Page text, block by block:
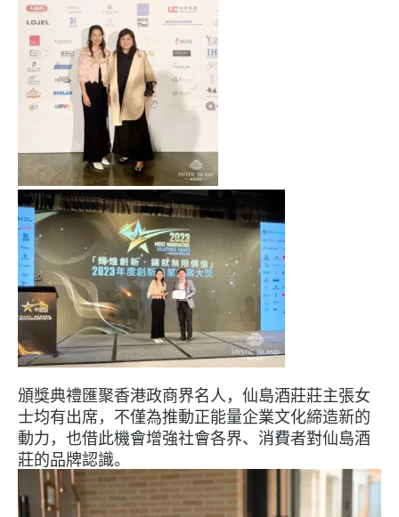
頒獎典禮匯聚香港政商界名人，仙島酒莊莊主張女
士均有出席，不僅為推動正能量企業文化締造新的
動力，也借此機會增強社會各界、消費者對仙島酒
莊的品牌認識。